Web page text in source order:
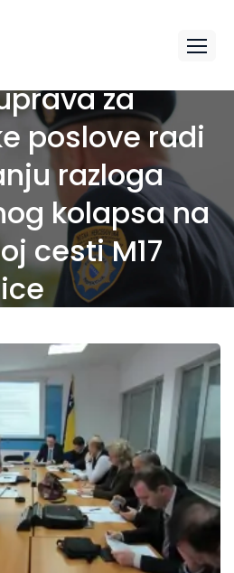
za
poslove radi
razloga
kolapsa na
cesti M17